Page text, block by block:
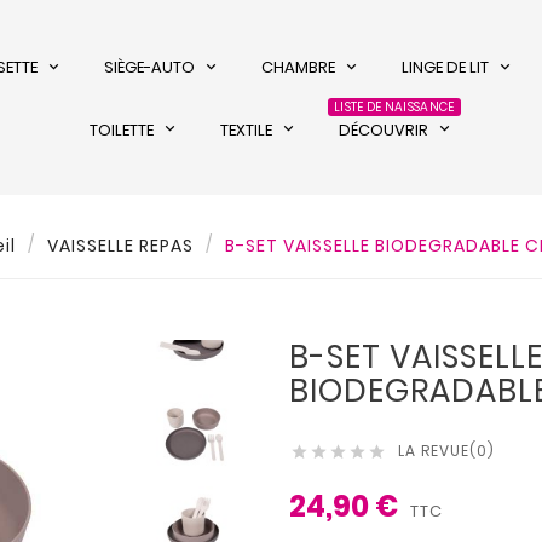
SIÈGE-AUTO CHAMBRE LINGE DE LIT
TOILETTE TEXTILE DÉCOUVRIR
LISTE DE NAISSANCE
VAISSELLE REPAS B-SET VAISSELLE BIODEGRADABLE
B-SET VAISSELLE
     LA REVUE(0)
24,90 € TTC